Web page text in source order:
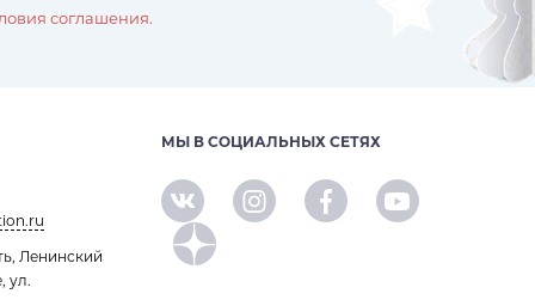
соглашения.
Ленинский
ул.
МЫ В СОЦИАЛЬНЫХ СЕТЯХ